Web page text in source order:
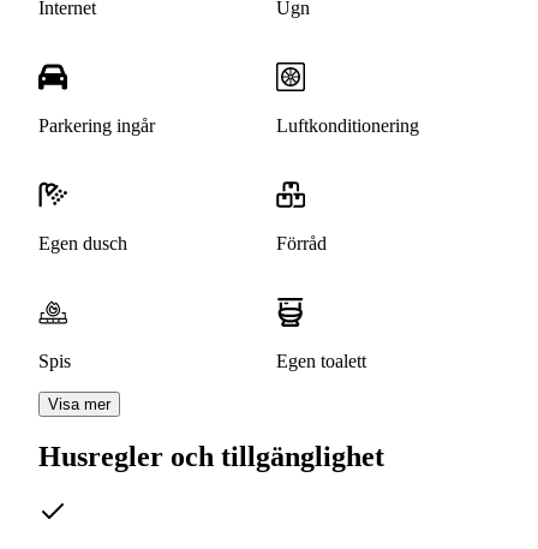
Internet Ugn
Parkering ingår Luftkonditionering
Egen dusch Förråd
Spis Egen toalett
Visa mer
Husregler och tillgänglighet